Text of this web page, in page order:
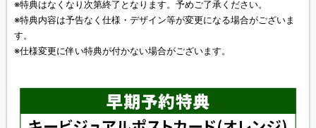
※特典はなくなり次第終了となります。予めご了承ください。
※特典内容は予告なく仕様・デザイン等が変更になる場合がございま
す。
※仕様変更に伴い特典が付かない場合がございます。